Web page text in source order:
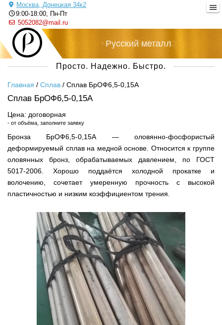
Москва, Донецкая 34к2
9:00-18:00, Пн-Пт
5052082@mail.ru
Русский металл
Просто. Надежно. Быстро.
Главная / Сплав / Сплав БрОФ6,5-0,15А
Сплав БрОФ6,5-0,15А
Цена: договорная
- от объёма, заполните заявку
Бронза БрОФ6,5-0,15А — оловянно-фосфористый
деформируемый сплав на медной основе. Относится к группе
оловянных бронз, обрабатываемых давлением, по ГОСТ
5017-2006. Хорошо поддаётся холодной прокатке и
волочению, сочетает умеренную прочность с высокой
пластичностью и низким коэффициентом трения.